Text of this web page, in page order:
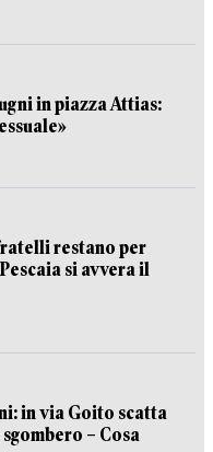
in piazza Attias:
restano per
si avvera il
in via Goito scatta
– Cosa